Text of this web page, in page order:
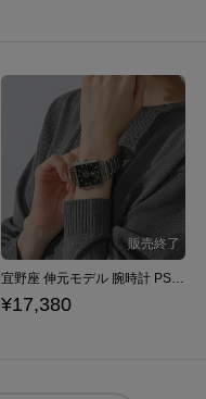
宜野座 伸元モデル 腕時計 PSYCHO-PASS サイコパス
¥17,380